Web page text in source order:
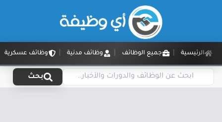
الرئيسية جميع الوظائف وظائف مدنية وظائف عسكرية
بحث